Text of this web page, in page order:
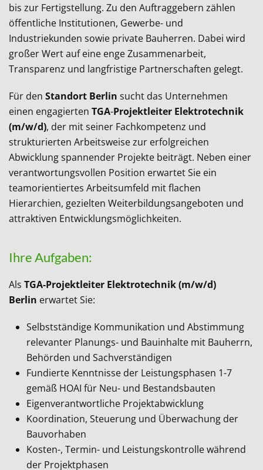
bis zur Fertigstellung. Zu den Auftraggebern zählen
öffentliche Institutionen, Gewerbe- und
Industriekunden sowie private Bauherren. Dabei wird
großer Wert auf eine enge Zusammenarbeit,
Transparenz und langfristige Partnerschaften gelegt.
Für den Standort Berlin sucht das Unternehmen
einen engagierten TGA-Projektleiter Elektrotechnik
(m/w/d), der mit seiner Fachkompetenz und
strukturierten Arbeitsweise zur erfolgreichen
Abwicklung spannender Projekte beiträgt. Neben einer
verantwortungsvollen Position erwartet Sie ein
teamorientiertes Arbeitsumfeld mit flachen
Hierarchien, gezielten Weiterbildungsangeboten und
attraktiven Entwicklungsmöglichkeiten.
Ihre Aufgaben:
Als TGA-Projektleiter Elektrotechnik (m/w/d)
Berlin erwartet Sie:
Selbstständige Kommunikation und Abstimmung
relevanter Planungs- und Bauinhalte mit Bauherrn,
Behörden und Sachverständigen
Fundierte Kenntnisse der Leistungsphasen 1-7
gemäß HOAI für Neu- und Bestandsbauten
Eigenverantwortliche Projektabwicklung
Koordination, Steuerung und Überwachung der
Bauvorhaben
Kosten-, Termin- und Leistungskontrolle während
der Projektphasen